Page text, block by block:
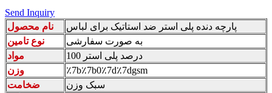
Send Inquiry
نام محصول
پارچه دنده پلی استر ضد استاتیک برای لباس
نوع تامین
به صورت سفارشی
مواد
100 درصد پلی استر
وزن
٪7b٪7b0٪7d٪7dgsm
ضخامت
سبک وزن